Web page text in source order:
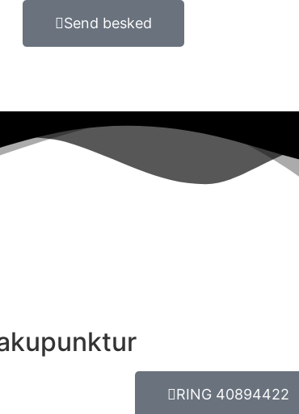
Send besked
RING 40894422